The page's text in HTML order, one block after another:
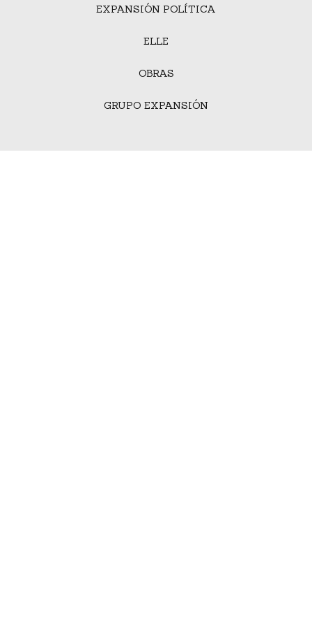
EXPANSIÓN POLÍTICA
ELLE
OBRAS
GRUPO EXPANSIÓN